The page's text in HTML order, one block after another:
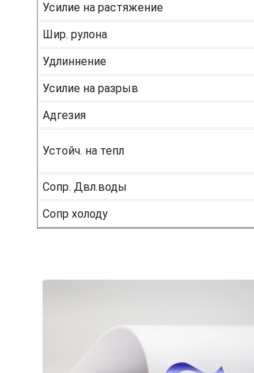
Усилие на растяжение
Шир. рулона
Удлиннение
Усилие на разрыв
Адгезия
Устойч. на тепл
Сопр. Двл.воды
Сопр холоду